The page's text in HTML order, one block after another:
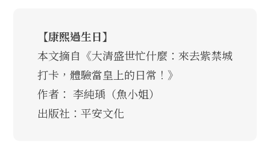
【康熙過生日】
本文摘自《大清盛世忙什麼：來去紫禁城
打卡，體驗當皇上的日常！》
作者： 李純瑀（魚小姐）
出版社：平安文化